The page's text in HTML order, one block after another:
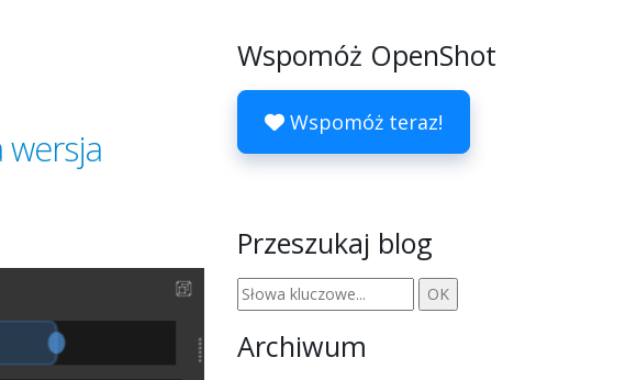
wersja
Wspomóż OpenShot
Wspomóż teraz!
Przeszukaj blog
Archiwum